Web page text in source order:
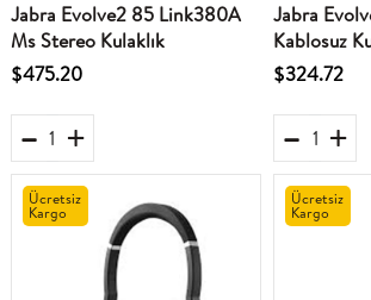
Jabra Evolve2 85 Link380A
Ms Stereo Kulaklık
$475.20
Jabra
Kablosuz
$324.72
Ücretsiz
Kargo
Ücretsiz
Kargo